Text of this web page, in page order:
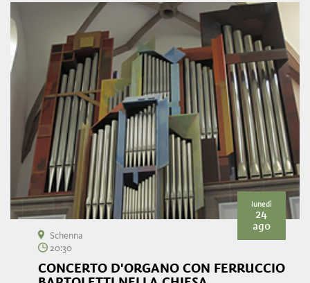
lunedì
24
ago
Schenna
20:30
CONCERTO D'ORGANO CON FERRUCCIO